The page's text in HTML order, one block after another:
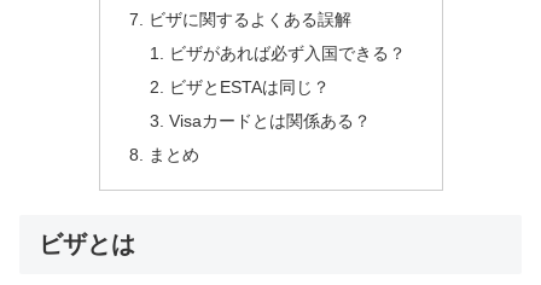
ビザに関するよくある誤解
ビザがあれば必ず入国できる？
ビザとESTAは同じ？
Visaカードとは関係ある？
まとめ
ビザとは